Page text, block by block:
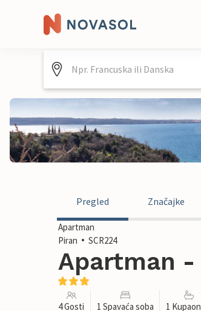
Pregled Značajke
Apartman
Piran
SCR224
Apartman -
4 Gosti 1 Spavaća soba 1